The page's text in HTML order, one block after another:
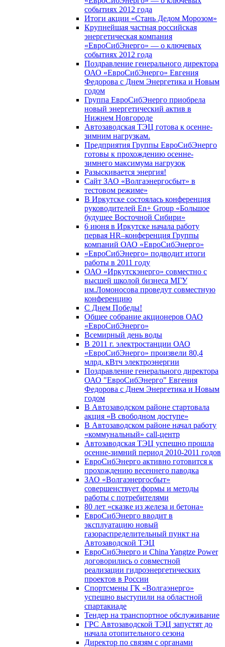
событиях 2012 года
Итоги акции «Стань Дедом Морозом»
Крупнейшая частная российская
энергетическая компания
«ЕвроСибЭнерго» — о ключевых
событиях 2012 года
Поздравление генерального директора
ОАО «ЕвроСибЭнерго» Евгения
Федорова с Днем Энергетика и Новым
годом
Группа ЕвроСибЭнерго приобрела
новый энергетический актив в
Нижнем Новгороде
Автозаводская ТЭЦ готова к осенне-
зимним нагрузкам.
Предприятия Группы ЕвроСибЭнерго
готовы к прохождению осенне-
зимнего максимума нагрузок
Разыскивается энергия!
Сайт ЗАО «Волгаэнергосбыт» в
тестовом режиме»
В Иркутске состоялась конференция
руководителей En+ Group «Большое
будущее Восточной Сибири»
6 июня в Иркутске начала работу
первая HR–конференция Группы
компаний ОАО «ЕвроСибЭнерго»
«ЕвроСибЭнерго» подводит итоги
работы в 2011 году
ОАО «Иркутскэнерго» совместно с
высшей школой бизнеса МГУ
им.Ломоносова проведут совместную
конференцию
С Днем Победы!
Общее собрание акционеров ОАО
«ЕвроСибЭнерго»
Всемирный день воды
В 2011 г. электростанции ОАО
«ЕвроСибЭнерго» произвели 80,4
млрд. кВтч электроэнергии
Поздравление генерального директора
ОАО "ЕвроСибЭнерго" Евгения
Федорова с Днем Энергетика и Новым
годом
В Автозаводском районе стартовала
акция «В свободном доступе»
В Автозаводском районе начал работу
«коммунальный» call-центр
Автозаводская ТЭЦ успешно прошла
осенне-зимний период 2010-2011 годов
ЕвроСибЭнерго активно готовится к
прохождению весеннего паводка
ЗАО «Волгаэнергосбыт»
совершенствует формы и методы
работы с потребителями
80 лет «сказке из железа и бетона»
ЕвроСибЭнерго вводит в
эксплуатацию новый
газораспределительный пункт на
Автозаводской ТЭЦ
ЕвроСибЭнерго и China Yangtze Power
договорились о совместной
реализации гидроэнергетических
проектов в России
Спортсмены ГК «Волгаэнерго»
успешно выступили на областной
спартакиаде
Тендер на транспортное обслуживание
ГРС Автозаводской ТЭЦ запустят до
начала отопительного сезона
Директор по связям с органами